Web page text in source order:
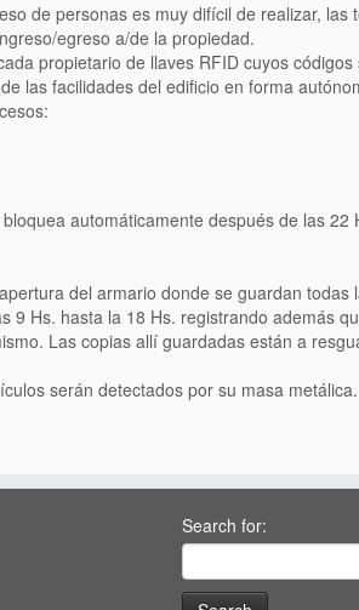
de personas es muy difícil de realizar, las
egreso a/de la propiedad.
propietario de llaves RFID cuyos
las facilidades del edificio en forma
automáticamente después de las 22
del armario donde se guardan todas
9 Hs. hasta la 18 Hs. registrando además
Las copias allí guardadas están a
serán detectados por su masa metálica.
Search for: